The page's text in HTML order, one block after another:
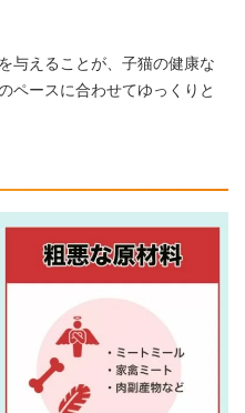
与えることが、子猫の健康な
ペースに合わせてゆっくりと